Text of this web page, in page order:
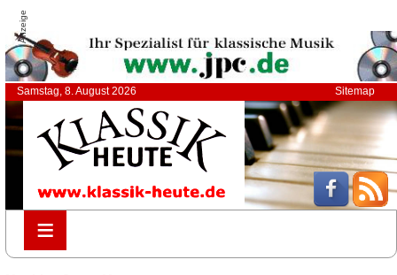
Anzeige
Samstag, 8. August 2026 Sitemap
≡
≡